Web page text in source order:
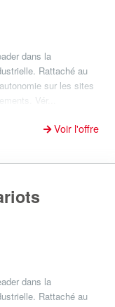
dans la
Rattaché au
sur les sites
Vér...
Voir l'offre
dans la
Rattaché au